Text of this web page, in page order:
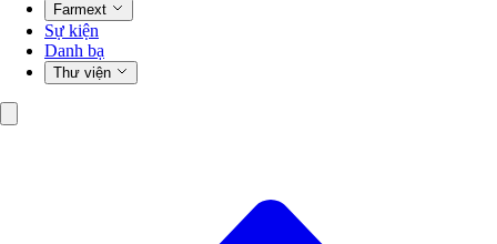
Farmext
Sự kiện
Danh bạ
Thư viện